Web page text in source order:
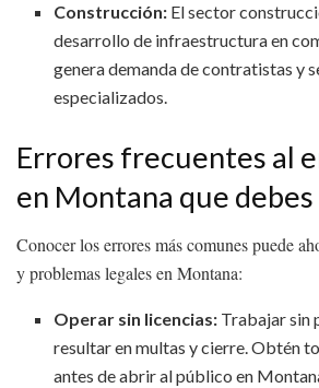
Construcción: El sector
desarrollo de infraestructura en
genera demanda de contratistas y
especializados.
Errores frecuentes al
en Montana que
Conocer los errores más comunes puede
y problemas legales en Montana:
Operar sin licencias: Trabajar sin
resultar en multas y cierre. Obtén
antes de abrir al público en